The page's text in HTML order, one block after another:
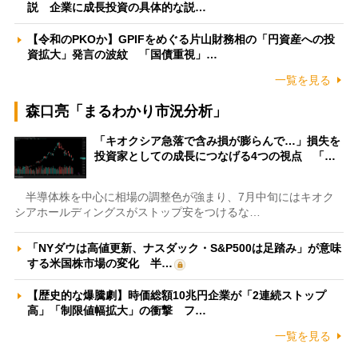
説 企業に成長投資の具体的な説…
【令和のPKOか】GPIFをめぐる片山財務相の「円資産への投
資拡大」発言の波紋 「国債重視」…
一覧を見る
森口亮「まるわかり市況分析」
「キオクシア急落で含み損が膨らんで…」損失を
投資家としての成長につなげる4つの視点 「…
半導体株を中心に相場の調整色が強まり、7月中旬にはキオク
シアホールディングスがストップ安をつけるな…
「NYダウは高値更新、ナスダック・S&P500は足踏み」が意味
する米国株市場の変化 半…
【歴史的な爆騰劇】時価総額10兆円企業が「2連続ストップ
高」「制限値幅拡大」の衝撃 フ…
一覧を見る